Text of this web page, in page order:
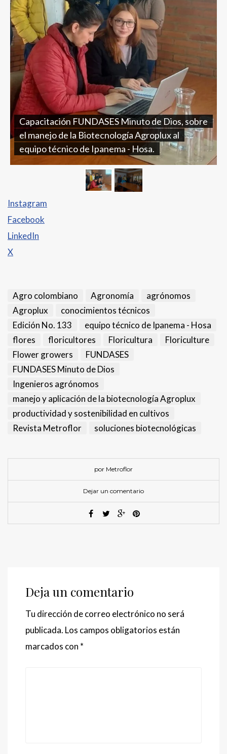
Capacitación FUNDASES Minuto de Dios, sobre
el manejo de la Biotecnología Agroplux al
equipo técnico de Ipanema - Hosa.
Instagram
Facebook
LinkedIn
X
Agro colombiano Agronomía
agrónomos
Agroplux
conocimientos técnicos
Edición No. 133
equipo técnico de Ipanema - Hosa
flores
floricultores Floricultura
Floriculture
Flower growers
FUNDASES
FUNDASES Minuto de Dios
Ingenieros agrónomos
manejo y aplicación de la biotecnología Agroplux
productividad y sostenibilidad en cultivos
Revista Metroflor
soluciones biotecnológicas
por Metroflor
Dejar un comentario
Deja un comentario
Tu dirección de correo electrónico no será
publicada. Los campos obligatorios están
marcados con *